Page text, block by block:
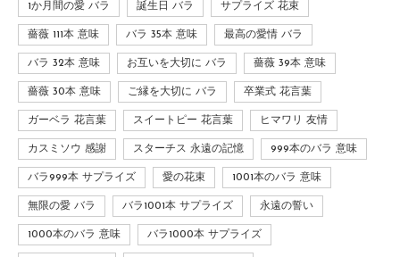
1か月間の愛 バラ 誕生日 バラ サプライズ 花束
薔薇 111本 意味 バラ 35本 意味 最高の愛情 バラ
バラ 32本 意味 お互いを大切に バラ 薔薇 39本 意味
薔薇 30本 意味 ご縁を大切に バラ 卒業式 花言葉
ガーベラ 花言葉 スイートピー 花言葉 ヒマワリ 友情
カスミソウ 感謝 スターチス 永遠の記憶 999本のバラ 意味
バラ999本 サプライズ 愛の花束 1001本のバラ 意味
無限の愛 バラ バラ1001本 サプライズ 永遠の誓い
1000本のバラ 意味 バラ1000本 サプライズ